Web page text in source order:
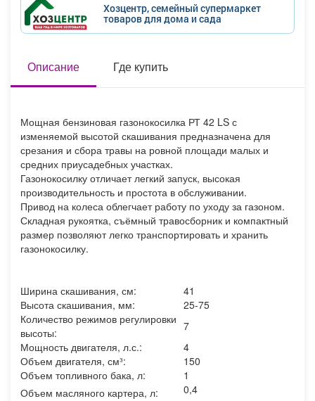
ТВ программа Я - пенсионер
Хозцентр, семейный супермаркет
товаров для дома и сада
Описание Где купить
Мощная бензиновая газонокосилка РТ 42 LS с
изменяемой высотой скашивания предназначена для
срезания и сбора травы на ровной площади малых и
средних приусадебных участках.
Газонокосилку отличает легкий запуск, высокая
производительность и простота в обслуживании.
Привод на колеса облегчает работу по уходу за газоном.
Складная рукоятка, съёмный травосборник и компактный
размер позволяют легко транспортировать и хранить
газонокосилку.
Ширина скашивания, см:
41
Высота скашивания, мм:
25-75
Количество режимов регулировки
высоты:
7
Мощность двигателя, л.с.:
4
Объем двигателя, см³:
150
Объем топливного бака, л:
1
Объем масляного картера, л:
0,4